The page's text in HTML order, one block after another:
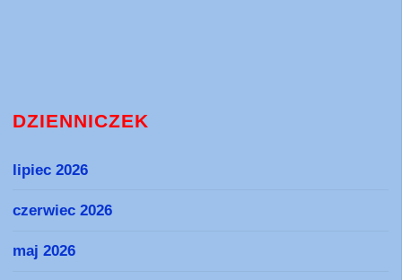
DZIENNICZEK
lipiec 2026
czerwiec 2026
maj 2026